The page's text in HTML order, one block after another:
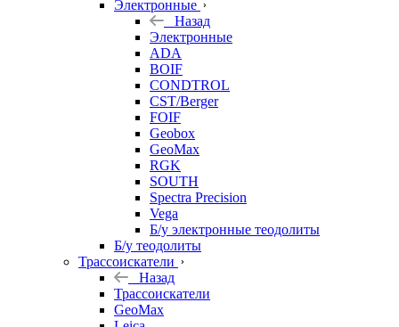
Электронные
Назад
Электронные
ADA
BOIF
CONDTROL
CST/Berger
FOIF
Geobox
GeoMax
RGK
SOUTH
Spectra Precision
Vega
Б/у электронные теодолиты
Б/у теодолиты
Трассоискатели
Назад
Трассоискатели
GeoMax